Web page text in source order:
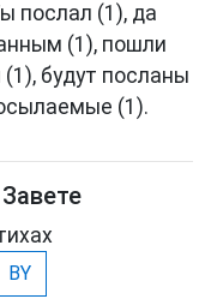
послал (1), да
(1), пошли
будут посланы
(1).
BY